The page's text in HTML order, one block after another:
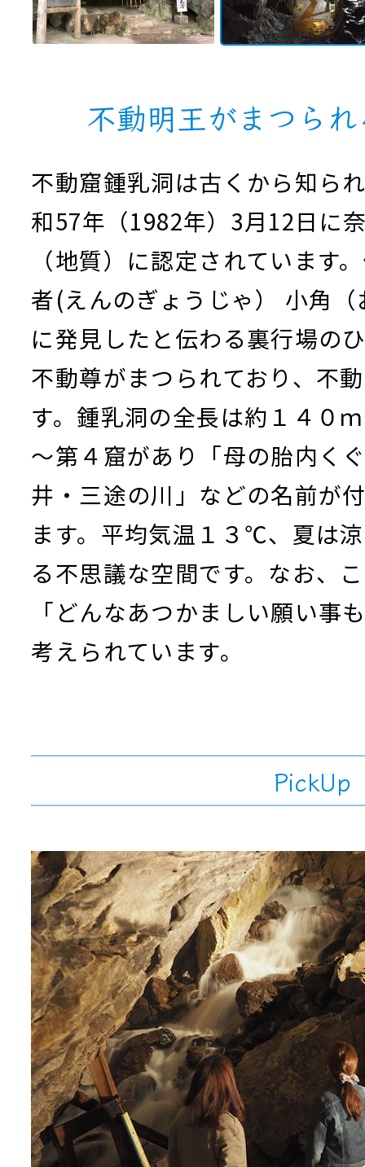
不動明王がまつら
不動窟鍾乳洞は古くから知ら
和57年（1982年）3月12日に
（地質）に認定されています
者(えんのぎょうじゃ） 小角
に発見したと伝わる裏行場の
不動尊がまつられており、不
す。鍾乳洞の全長は約１４０
～第４窟があり「母の胎内く
井・三途の川」などの名前が
ます。平均気温１３℃、夏は
る不思議な空間です。なお、
「どんなあつかましい願い事
考えられています。
PickUp